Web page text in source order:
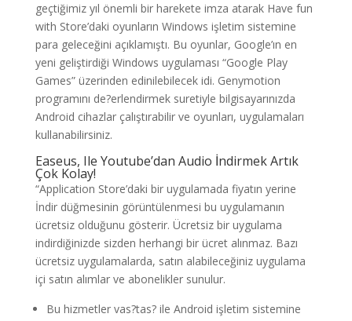
geçtiğimiz yıl önemli bir harekete imza atarak Have fun
with Store’daki oyunların Windows işletim sistemine
para geleceğini açıklamıştı. Bu oyunlar, Google’ın en
yeni geliştirdiği Windows uygulaması “Google Play
Games” üzerinden edinilebilecek idi. Genymotion
programını de?erlendirmek suretiyle bilgisayarınızda
Android cihazlar çalıştırabilir ve oyunları, uygulamaları
kullanabilirsiniz.
Easeus, Ile Youtube’dan Audio İndirmek Artık
Çok Kolay!
“Application Store’daki bir uygulamada fiyatın yerine
İndir düğmesinin görüntülenmesi bu uygulamanın
ücretsiz olduğunu gösterir. Ücretsiz bir uygulama
indirdiğinizde sizden herhangi bir ücret alınmaz. Bazı
ücretsiz uygulamalarda, satın alabileceğiniz uygulama
içi satın alımlar ve abonelikler sunulur.
Bu hizmetler vas?tas? ile Android işletim sistemine